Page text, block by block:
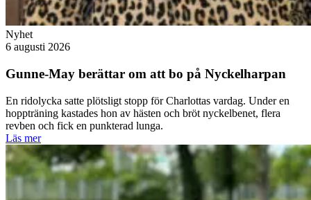
Nyhet
6 augusti 2026
Gunne-May berättar om att bo på Nyckelharpan
En ridolycka satte plötsligt stopp för Charlottas vardag. Under en
hoppträning kastades hon av hästen och bröt nyckelbenet, flera
revben och fick en punkterad lunga.
Läs mer